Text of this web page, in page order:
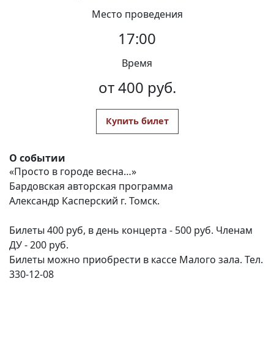
Место проведения
17:00
Время
от 400 руб.
Купить билет
О событии
«Просто в городе весна…»
Бардовская авторская программа
Александр Касперский г. Томск.
Билеты 400 руб, в день концерта - 500 руб. Членам
ДУ - 200 руб.
Билеты можно приобрести в кассе Малого зала. Тел.
330-12-08